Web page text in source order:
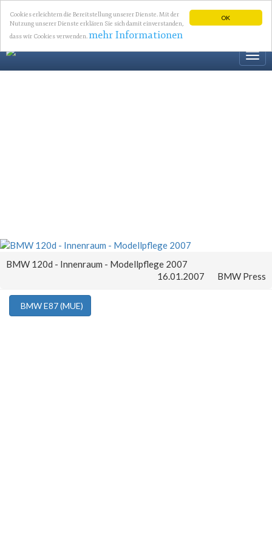
OK
Cookies erleichtern die Bereitstellung unserer Dienste. Mit der
Nutzung unserer Dienste erklären Sie sich damit einverstanden,
dass wir Cookies verwenden.mehr Informationen
BMW 120d - Innenraum - Modellpflege 2007
16.01.2007
BMW Press
BMW E87 (MUE)